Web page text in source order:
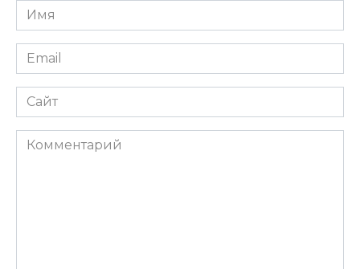
Имя
*
Email
*
Сайт
Комментарий